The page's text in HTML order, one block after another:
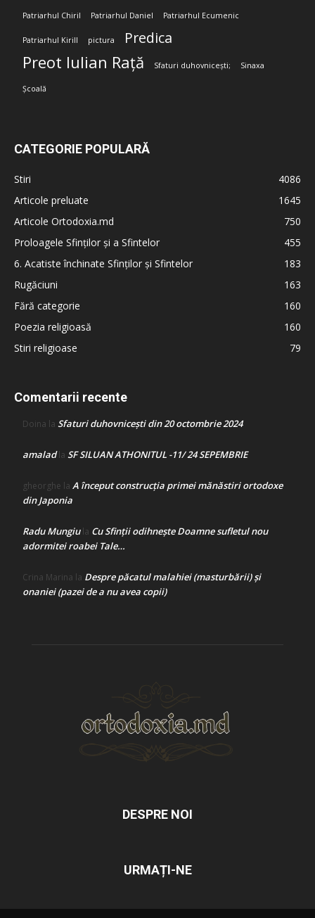
Patriarhul Chiril Patriarhul Daniel Patriarhul Ecumenic
Patriarhul Kirill pictura Predica
Preot Iulian Rață Sfaturi duhovnicești; Sinaxa
Școală
CATEGORIE POPULARĂ
Stiri
4086
Articole preluate
1645
Articole Ortodoxia.md
750
Proloagele Sfinților și a Sfintelor
455
6. Acatiste închinate Sfinților și Sfintelor
183
Rugăciuni
163
Fără categorie
160
Poezia religioasă
160
Stiri religioase
79
Comentarii recente
Doina la Sfaturi duhovnicești din 20 octombrie 2024
amaladla SF SILUAN ATHONITUL -11/ 24 SEPEMBRIE
gheorghe la A început construcţia primei mănăstiri ortodoxe
din Japonia
Radu Mungiula Cu Sfinții odihnește Doamne sufletul nou
adormitei roabei Tale…
Crina Marina la Despre păcatul malahiei (masturbării) şi
onaniei (pazei de a nu avea copii)
DESPRE NOI
URMAȚI-NE